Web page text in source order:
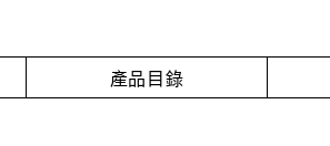
產品目錄